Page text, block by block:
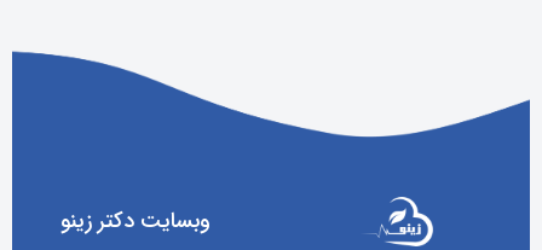
وبسایت دکتر زینو